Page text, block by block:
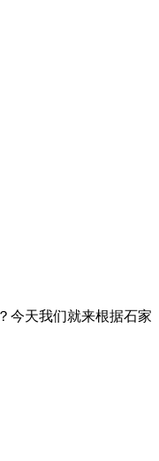
今天我们就来根据石家